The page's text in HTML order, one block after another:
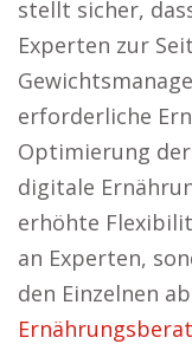
stellt sicher,
Experten zur
erforderliche
Optimierung
digitale
erhöhte
an Experten,
den Einzelnen